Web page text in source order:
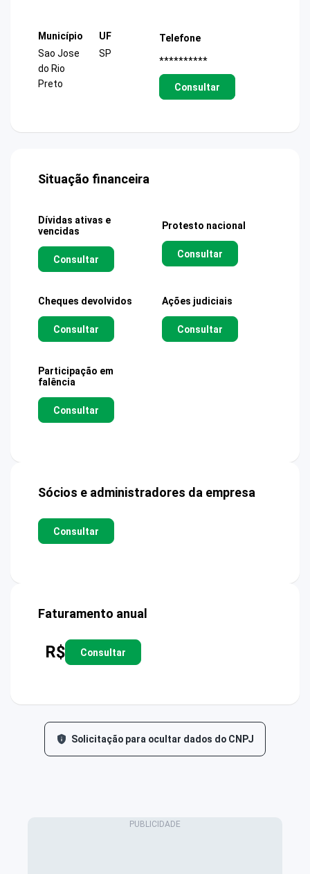
Município
Sao Jose
do Rio
Preto
UF
SP
Telefone
**********
Consultar
Situação financeira
Dívidas ativas e
vencidas
Consultar
Protesto nacional
Consultar
Cheques devolvidos
Consultar
Ações judiciais
Consultar
Participação em
falência
Consultar
Sócios e administradores da empresa
Consultar
Faturamento anual
R$ Consultar
Solicitação para ocultar dados do CNPJ